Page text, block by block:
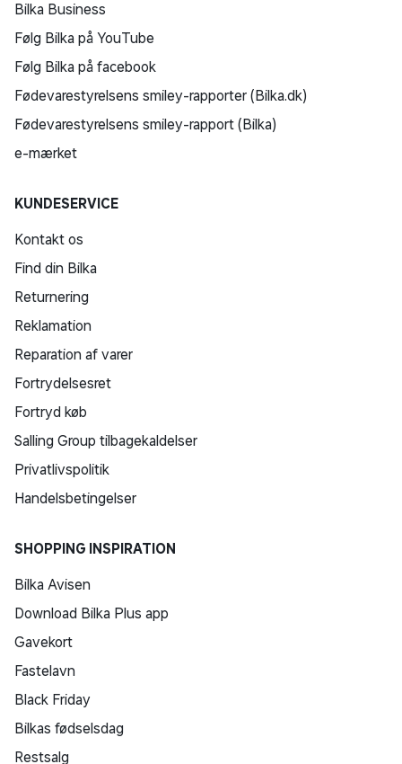
Bilka Business
Følg Bilka på YouTube
Følg Bilka på facebook
Fødevarestyrelsens smiley-rapporter (Bilka.dk)
Fødevarestyrelsens smiley-rapport (Bilka)
e-mærket
KUNDESERVICE
Kontakt os
Find din Bilka
Returnering
Reklamation
Reparation af varer
Fortrydelsesret
Fortryd køb
Salling Group tilbagekaldelser
Privatlivspolitik
Handelsbetingelser
SHOPPING INSPIRATION
Bilka Avisen
Download Bilka Plus app
Gavekort
Fastelavn
Black Friday
Bilkas fødselsdag
Restsalg